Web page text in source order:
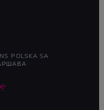
POLSKA SA